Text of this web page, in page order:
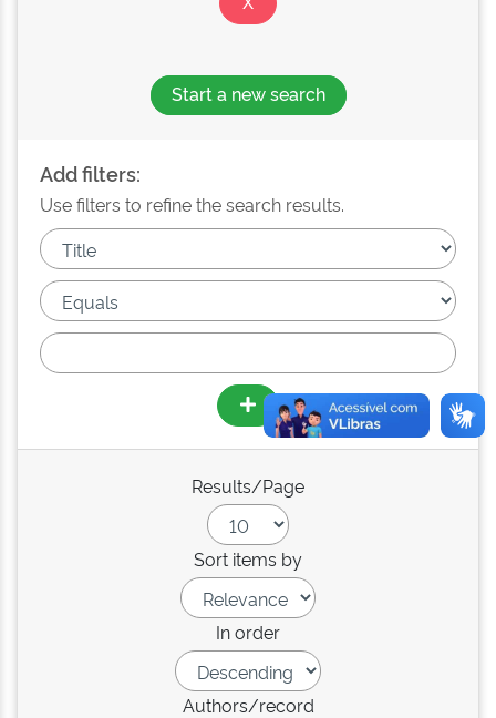
Start a new search
Add filters:
Use filters to refine the search results.
Results/Page
Sort items by
In order
Authors/record